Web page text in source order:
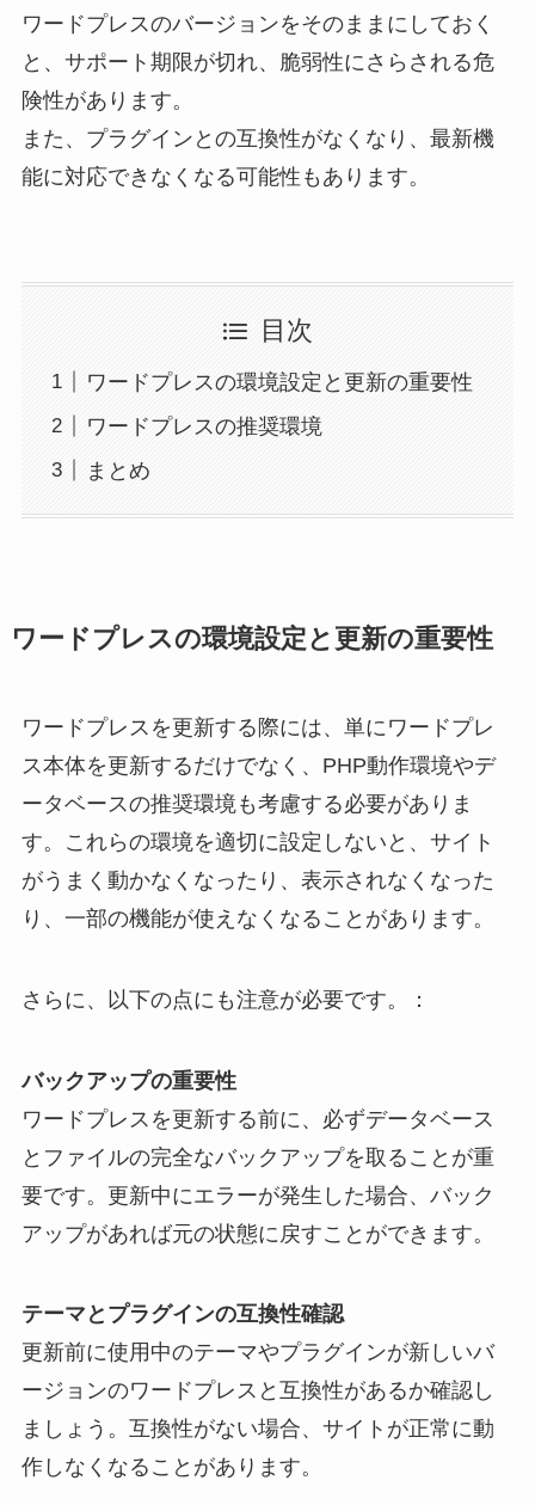
ワードプレスのバージョンをそのままにしておく
と、サポート期限が切れ、脆弱性にさらされる危
険性があります。
また、プラグインとの互換性がなくなり、最新機
能に対応できなくなる可能性もあります。
目次
ワードプレスの環境設定と更新の重要性
ワードプレスの推奨環境
まとめ
ワードプレスの環境設定と更新の重要性
ワードプレスを更新する際には、単にワードプレ
ス本体を更新するだけでなく、PHP動作環境やデ
ータベースの推奨環境も考慮する必要がありま
す。これらの環境を適切に設定しないと、サイト
がうまく動かなくなったり、表示されなくなった
り、一部の機能が使えなくなることがあります。
さらに、以下の点にも注意が必要です。：
バックアップの重要性
ワードプレスを更新する前に、必ずデータベース
とファイルの完全なバックアップを取ることが重
要です。更新中にエラーが発生した場合、バック
アップがあれば元の状態に戻すことができます。
テーマとプラグインの互換性確認
更新前に使用中のテーマやプラグインが新しいバ
ージョンのワードプレスと互換性があるか確認し
ましょう。互換性がない場合、サイトが正常に動
作しなくなることがあります。